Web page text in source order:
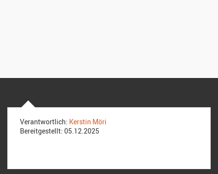
Verantwortlich: Kerstin Möri
Bereitgestellt: 05.12.2025